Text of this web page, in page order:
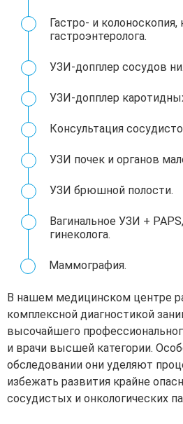
Гастро- и колоноскопия,
гастроэнтеролога.
УЗИ-допплер сосудов
УЗИ-допплер
Консультация
УЗИ почек и органов
УЗИ брюшной полости.
Вагинальное УЗИ +
гинеколога.
Маммография.
В нашем медицинском центре
комплексной диагностикой
высочайшего
и врачи высшей категории.
обследовании они уделяют
избежать развития крайне
сосудистых и онкологических